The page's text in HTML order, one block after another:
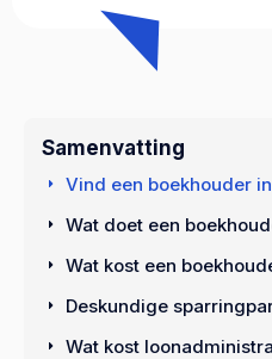
Samenvatting
Vind een boekhouder
Wat doet een
Wat kost een
Deskundige
Wat kost